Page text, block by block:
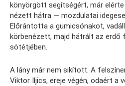
könyörgött segítségért, már
nézett hátra — mozdulatai
Előrántotta a gumicsónakot,
körbenézett, majd hátrált az erdő
sötétjében.
A lány már nem sikított. A
Viktor Iljics, ereje végén, odaért a